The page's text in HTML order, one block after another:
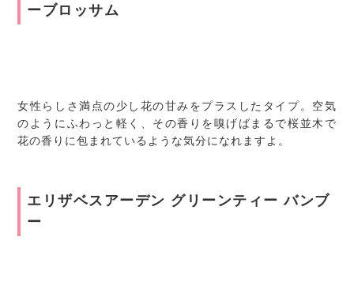
ーブロッサム
女性らしさ満点の少し花の甘みをプラスしたタイプ。空気
のようにふわっと軽く、その香りを嗅げばまるで桜並木で
花の香りに包まれているような気分になれますよ。
エリザベスアーデン グリーンティー バンブ
ー